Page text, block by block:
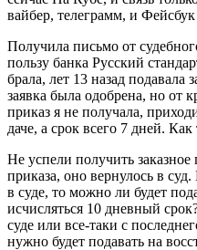
вайбер, телеграмм, и
Получила письмо от
пользу банка Русский
брала, лет 13 назад подавала
заявка была одобрена, но от
приказ я не получала,
даче, а срок всего 7 дней.
Не успели получить
приказа, оно вернулось в
в суде, то можно ли будет
исчисляться 10 дневный
суде или все-таки с
нужно будет подавать на